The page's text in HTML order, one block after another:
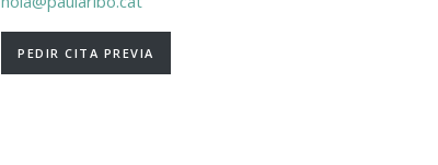
PEDIR CITA PREVIA